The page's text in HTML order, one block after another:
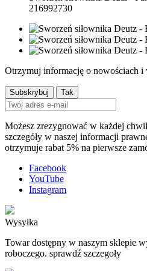
216992730
Otrzymuj informację o nowościach i
Możesz zrezygnować w każdej
szczegóły w naszej informacji
otrzymuje rabat 5% na pierwsze
Facebook
YouTube
Instagram
Wysyłka
Towar dostępny w naszym sklepie
roboczego. sprawdź szczegoły